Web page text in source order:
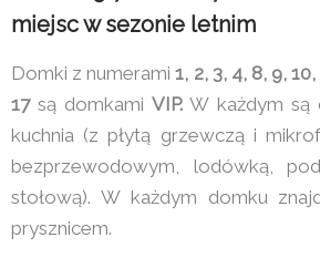
miejsc w sezonie letnim
Domki z numerami1, 2, 3, 4, 8, 9,
17są domkamiVIP. W każdym są
kuchnia (z płytą grzewczą i
bezprzewodowym, lodówką,
stołową). W każdym domku
prysznicem.